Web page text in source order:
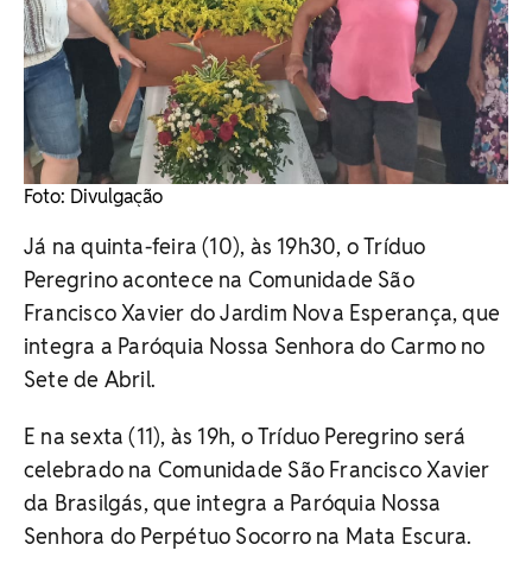
Foto: Divulgação
Já na quinta-feira (10), às 19h30, o Tríduo
Peregrino acontece na Comunidade São
Francisco Xavier do Jardim Nova Esperança, que
integra a Paróquia Nossa Senhora do Carmo no
Sete de Abril.
E na sexta (11), às 19h, o Tríduo Peregrino será
celebrado na Comunidade São Francisco Xavier
da Brasilgás, que integra a Paróquia Nossa
Senhora do Perpétuo Socorro na Mata Escura.